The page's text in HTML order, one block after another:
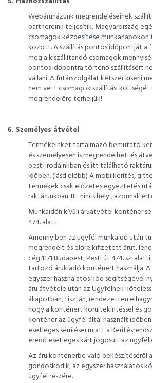
Webáruházunk megrendeléseinek
partnereink teljesítik, Magyarország
csomagok kézbesítése munkanapokon
között. A szállítás pontos időpontját a
meg a kiszállítandó csomagok
pontos időpontra történő szállításért
vállani. A futárszolgálat kétszer kísérli
nem vett csomagok szállítási költségét
megrendelőre terheljük!
6. Személyes átvétel
Termékeinket tartalmazó bemutató
és személyesen is megrendelheti és
pesti irodáinkban és itt található
időben. (lásd előbb) A mobilkerítés,
termékek csak előzetes egyeztetés
raktárunkban. Itt nincs helyi, azonnali
Munkaidőn kívüli áruátvétel konténer
474. alatt:
Amennyiben az ügyfél munkaidő után
megrendelt és előre kifizetett árut,
cég 1171 Budapest, Pesti út 474. sz.
tartozó árukiadó konténert használja.
egyszer használatos kód segítségével
áru átvétele után az Ügyfélnek
állapotban, tisztán, rendezetten
hogy a konténert körültekintéssel és
konténer az ügyfél által használt
esetleges sérülései miatt a
eredő esetleges kárt jogosult az
Az áru konténerbe való bekészítéséről
gondoskodik, az egyszer használatos
ügyfél részére.